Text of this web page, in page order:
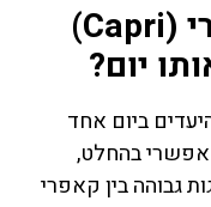
האם כדאי לשלב קאפרי (Capri)
ביום אחד
אפשרי בהחלט,
גבוהה בין קאפרי